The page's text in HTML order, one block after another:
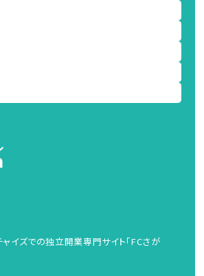
イズでの独立開業専門サイト「FCさが